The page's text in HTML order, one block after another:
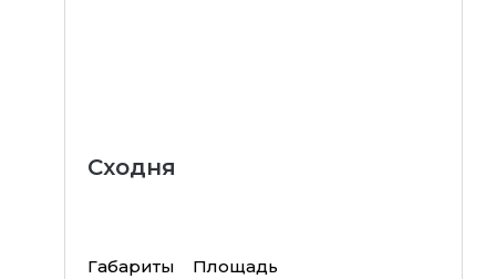
Сходня
Габариты
Площадь